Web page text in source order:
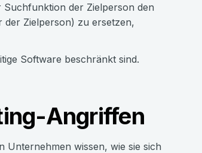
Suchfunktion der Zielperson den
der Zielperson) zu ersetzen,
Software beschränkt sind.
Angriffen
Unternehmen wissen, wie sie sich